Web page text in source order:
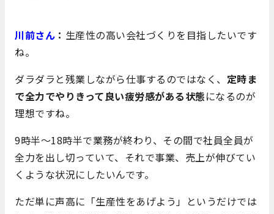
川前さん ： 生産性の高い会社づくりを目指したいです
ね。
ダラダラと残業しながら仕事するのではなく、 定時ま
で全力でやりきって良い疲労感がある状態になるのが
理想ですね。
9時半～18時半で業務が終わり、その間で社員全員が
全力を出し切っていて、それで事業、売上が伸びてい
くような状況にしたいんです。
ただ単に声高に「生産性をあげよう」というだけでは